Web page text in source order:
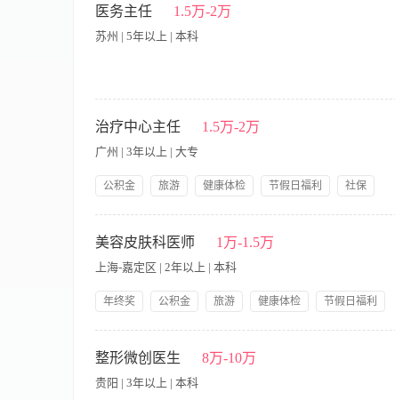
3、负责收集化妆品及医学方面的研究信息，负责各种科研项
经费管理； 6、负责研究院干细胞项目的建设和维护。 职位要
务； 3、具有较强的组织、协调能力、应变能力和学科建设能
医务主任 1.5万-2万
苏州 | 5年以上 | 本科
态化排查医疗、药品、器械、病历等合规风险，保障机构合法
地、资料报送，统筹各类例行检查、飞行检查、专项督查的全
范术前评估、术中监督、术后随访、病历归档、耗材器械管理
规问题。 4. 团队统筹管理：负责医护、医务团队的日常管理、
度与合规意识，规范团队工作秩序。 5. 风险纠纷处理：建立医
经营及品牌风险。 6. 其他工作：负责机构及医护人员资质备
工作经验，熟悉医美机构全套医务运营流程，具备丰富的卫健
力，熟悉医美行业监管政策及法律法规，原则性强、责任心强
治疗中心主任 1.5万-2万
广州 | 3年以上 | 大专
公积金 旅游 健康体检 节假日福利
社保
公司的考核和监督，组织实施对所在治疗中心员工的考核和监
疗质量符合要求； 5.负责细胞治疗中心的客户关系维护、现有
美容皮肤科医师 1万-1.5万
上海-嘉定区 | 2年以上 | 本科
年终奖 公积金 旅游 健康体检
节假日福利
知识体系。 2.皮肤科仪器的操作熟练，产品的作用与仪器灵活
整形微创医生 8万-10万
贵阳 | 3年以上 | 本科